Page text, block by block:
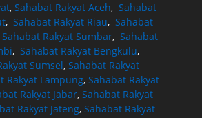
, Sahabat Rakyat Aceh, Sahabat
, Sahabat Rakyat Riau, Sahabat
Sahabat Rakyat Sumbar,Sahabat
, Sahabat Rakyat Bengkulu,
Sumsel, Sahabat Rakyat
Rakyat Lampung,Sahabat Rakyat
Rakyat Jabar,Sahabat Rakyat
Rakyat Jateng, Sahabat Rakyat